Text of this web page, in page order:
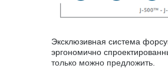
Эксклюзивная система
эргономично
только можно предложить.